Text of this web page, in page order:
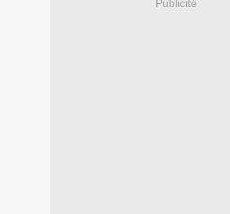
Publicité